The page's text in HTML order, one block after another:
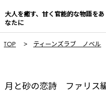
大人を癒す、甘く官能的な物語をあ
なたに
TOP ティーンズラブ ノベル
月と砂の恋詩 ファリス